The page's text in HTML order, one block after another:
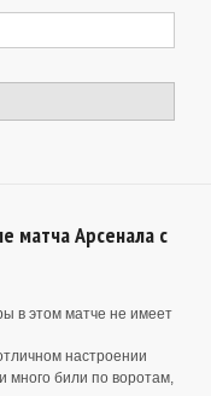
матча Арсенала с
в этом матче не имеет
настроении
много били по воротам,